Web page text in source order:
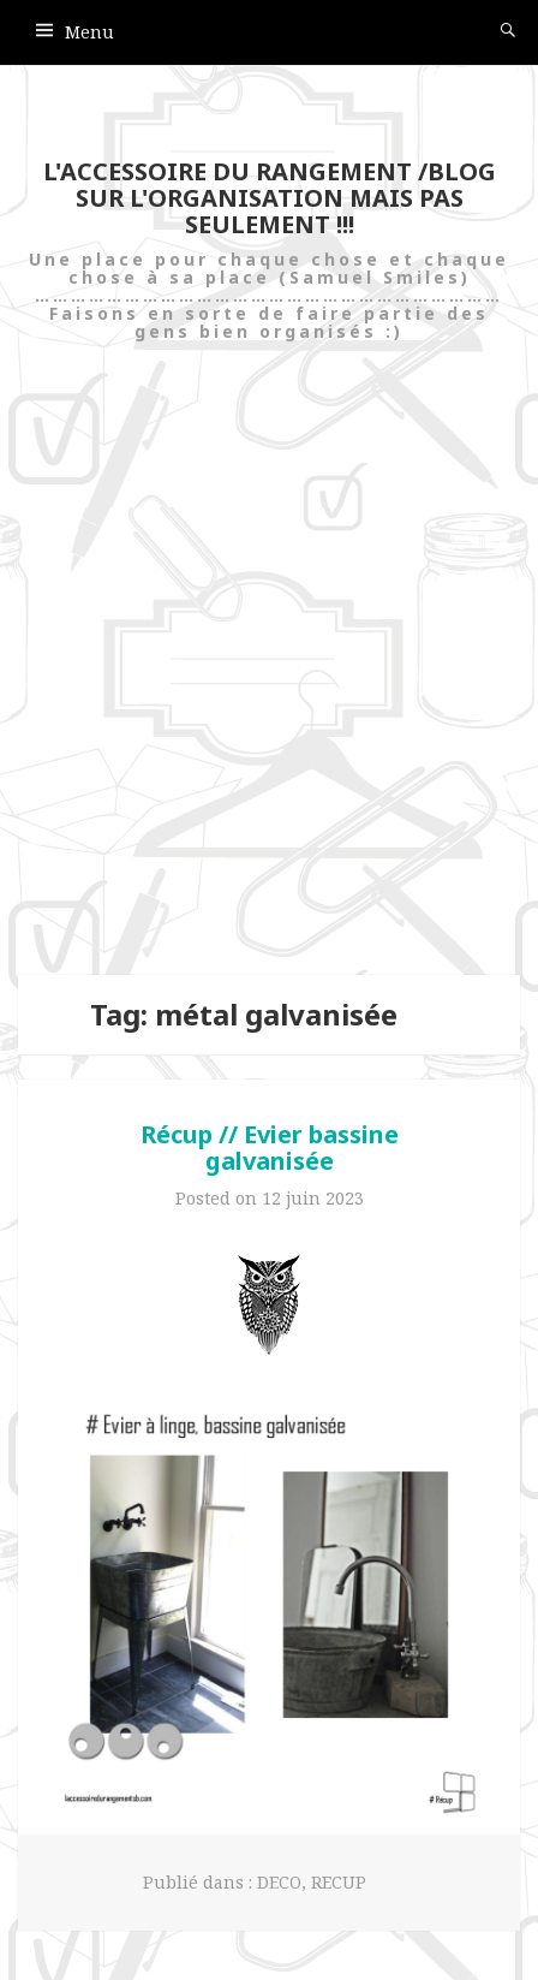
Menu
L'ACCESSOIRE DU RANGEMENT /BLOG
SUR L'ORGANISATION MAIS PAS
SEULEMENT !!!
Une place pour chaque chose et chaque
chose à sa place (Samuel Smiles)
……………………………………………………………………
Faisons en sorte de faire partie des
gens bien organisés :)
Tag: métal galvanisée
Récup // Evier bassine
galvanisée
Posted on 12 juin 2023
Publié dans : DECO, RECUP